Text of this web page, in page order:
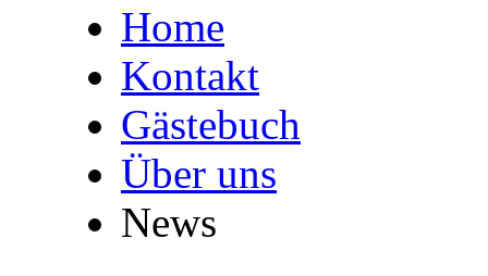
Home
Kontakt
Gästebuch
Über uns
News